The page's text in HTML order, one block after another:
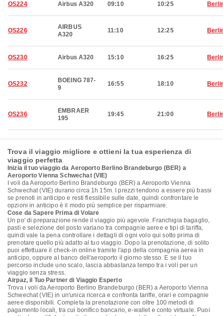
OS224 Airbus A320 09:10 10:25
OS226
AIRBUS
A320
11:10 12:25
OS230 Airbus A320 15:10 16:25
OS232
BOEING 787-
9
16:55 18:10
OS236
EMBRAER
195
19:45 21:00
Trova il viaggio migliore e ottieni la tua esperienza di
viaggio perfetta
Inizia il tuo viaggio da Aeroporto Berlino Brandeburgo (BER) a
Aeroporto Vienna Schwechat (VIE)
I voli da Aeroporto Berlino Brandeburgo (BER) a Aeroporto Vienna
Schwechat (VIE) durano circa 1h 15m. I prezzi tendono a essere più bassi
se prenoti in anticipo e resti flessibile sulle date, quindi confrontare le
opzioni in anticipo è il modo più semplice per risparmiare.
Cose da Sapere Prima di Volare
Un po' di preparazione rende il viaggio più agevole. Franchigia bagaglio,
pasti e selezione del posto variano tra compagnie aeree e tipi di tariffa,
quindi vale la pena controllare i dettagli di ogni volo qui sotto prima di
prenotare quello più adatto al tuo viaggio. Dopo la prenotazione, di solito
puoi effettuare il check-in online tramite l'app della compagnia aerea in
anticipo, oppure al banco dell'aeroporto il giorno stesso. E se il tuo
percorso include uno scalo, lascia abbastanza tempo tra i voli per un
viaggio senza stress.
Airpaz, il Tuo Partner di Viaggio Esperto
Trova i voli da Aeroporto Berlino Brandeburgo (BER) a Aeroporto Vienna
Schwechat (VIE) in un'unica ricerca e confronta tariffe, orari e compagnie
aeree disponibili. Completa la prenotazione con oltre 100 metodi di
pagamento locali, tra cui bonifico bancario, e-wallet e conto virtuale. Puoi